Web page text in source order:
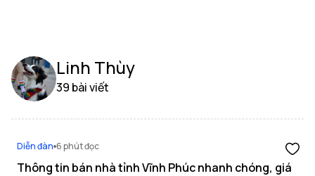
Linh Thùy
39 bài viết
Diễn đàn 6 phút đọc
Thông tin bán nhà tỉnh Vĩnh Phúc nhanh chóng, giá